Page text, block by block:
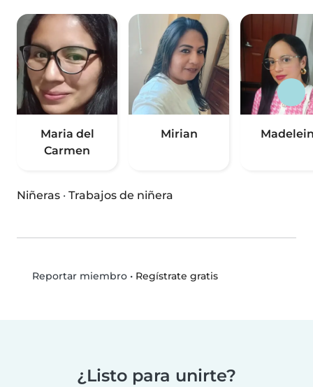
Maria del
Carmen
Mirian
Niñeras · Trabajos de niñera
Reportar miembro• Regístrate gratis
¿Listo para unirte?